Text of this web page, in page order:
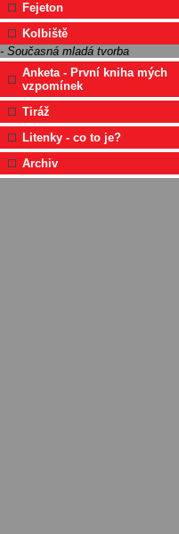
Fejeton
Kolbiště
- Současná mladá tvorba
Anketa - První kniha mých
vzpomínek
Tiráž
Litenky - co to je?
Archiv